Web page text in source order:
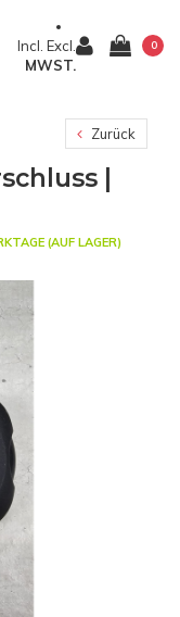
Incl. Excl.
MWST.
0
Zurück
|
(AUF LAGER)